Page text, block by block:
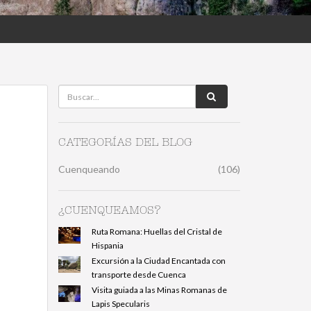
CATEGORÍAS DEL BLOG
Cuenqueando (106)
¿CUENQUEAMOS?
Ruta Romana: Huellas del Cristal de
Hispania
Excursión a la Ciudad Encantada con
transporte desde Cuenca
Visita guiada a las Minas Romanas de
Lapis Specularis